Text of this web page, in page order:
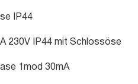
IP44
IP44 mit Schlossöse
1mod 30mA